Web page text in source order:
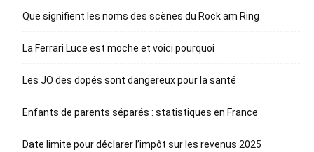
Que signifient les noms des scènes du Rock am Ring
La Ferrari Luce est moche et voici pourquoi
Les JO des dopés sont dangereux pour la santé
Enfants de parents séparés : statistiques en France
Date limite pour déclarer l’impôt sur les revenus 2025